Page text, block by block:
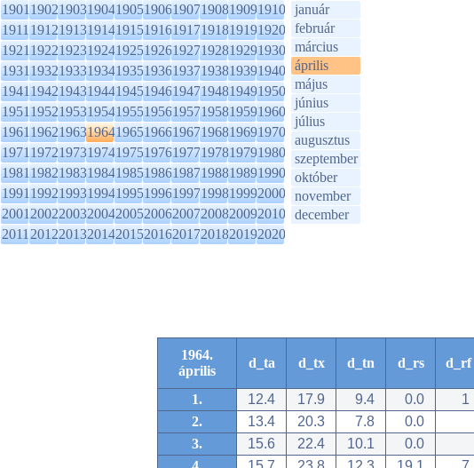
1901190219031904190519061907190819091910
1911191219131914191519161917191819191920
1921192219231924192519261927192819291930
1931193219331934193519361937193819391940
1941194219431944194519461947194819491950
1951195219531954195519561957195819591960
1961196219631964196519661967196819691970
1971197219731974197519761977197819791980
1981198219831984198519861987198819891990
1991199219931994199519961997199819992000
2001200220032004200520062007200820092010
2011201220132014201520162017201820192020
január
február
március
április
május
június
július
augusztus
szeptember
október
november
december
1964.
április
d_ta d_tx d_tn d_rs d_rf
1. 12.4 17.9 9.4 0.0 1
2.
13.4 20.3 7.8 0.0
3.
15.6 22.4 10.1 0.0